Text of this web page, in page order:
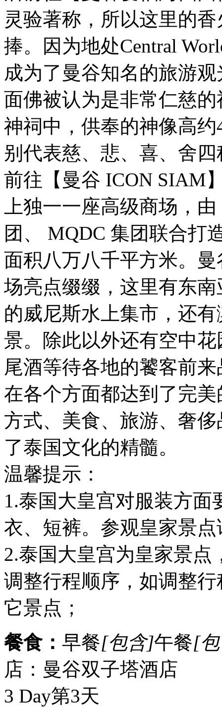
灵验著称，所以这里的
捧。因为地处Central
成为了曼谷知名的旅游
面佛被认为是非常仁慈
神祠中，供奉的神像高
别代表慈、悲、喜、舍
前往【曼谷 ICON
上独一一座高级商场，
团、 MQDC 集团联合打
面积八万八千平方米。
场亮点缀缀，这里有东
的威尼斯水上集市，还
景。除此以外还有空中
尾酒等待各地的饕客前
在各个方面都达到了完
方式、美食、旅游、奢
了泰国文化的精髓。
温馨提示：
1.泰国大皇宫对服装方
衣、短裤。参观皇家景
2.泰国大皇宫为皇家景
调整行程顺序，如调整
它景点；
餐食： 早餐[包含]午餐[
店：曼谷双子塔酒店
3 Day第3天